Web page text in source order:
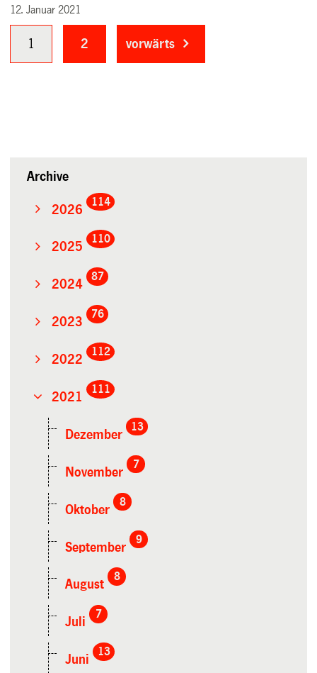
12. Januar 2021
1 2 vorwärts
Archive
2026
114
2025
110
2024
87
2023
76
2022
112
2021
111
Dezember
13
November
7
Oktober
8
September
9
August
8
Juli
7
Juni
13